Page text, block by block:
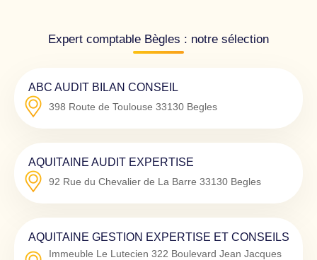
Expert comptable Bègles : notre sélection
ABC AUDIT BILAN CONSEIL
398 Route de Toulouse 33130 Begles
AQUITAINE AUDIT EXPERTISE
92 Rue du Chevalier de La Barre 33130 Begles
AQUITAINE GESTION EXPERTISE ET CONSEILS
Immeuble Le Lutecien 322 Boulevard Jean Jacques